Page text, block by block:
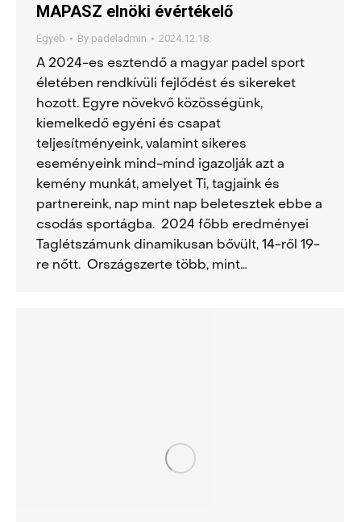
MAPASZ elnöki évértékelő
Egyéb By padeladmin 2024.12.18.
A 2024-es esztendő a magyar padel sport
életében rendkívüli fejlődést és sikereket
hozott. Egyre növekvő közösségünk,
kiemelkedő egyéni és csapat
teljesítményeink, valamint sikeres
eseményeink mind-mind igazolják azt a
kemény munkát, amelyet Ti, tagjaink és
partnereink, nap mint nap beletesztek ebbe a
csodás sportágba. 2024 főbb eredményei
Taglétszámunk dinamikusan bővült, 14-ről 19-
re nőtt. Országszerte több, mint…